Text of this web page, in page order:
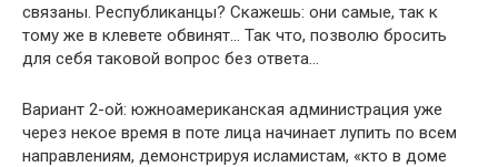
связаны. Республиканцы? Скажешь: они самые, так к
тому же в клевете обвинят… Так что, позволю бросить
для себя таковой вопрос без ответа…
Вариант 2-ой: южноамериканская администрация уже
через некое время в поте лица начинает лупить по всем
направлениям, демонстрируя исламистам, «кто в доме